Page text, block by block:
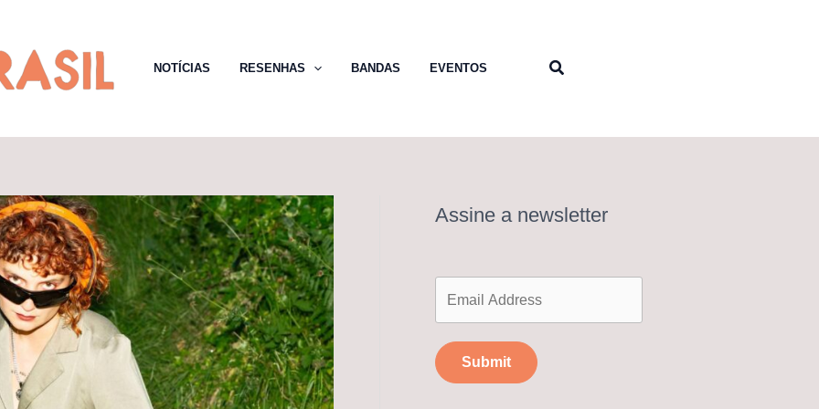
NOTÍCIAS RESENHAS BANDAS EVENTOS Pesquisar
Assine a newsletter
Submit